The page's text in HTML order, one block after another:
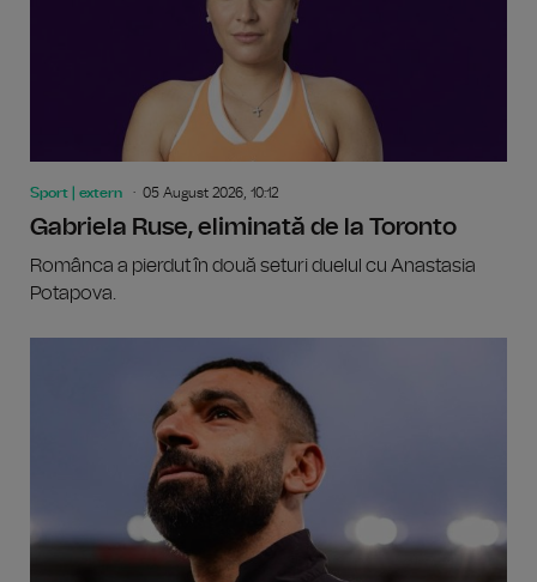
Sport | extern 05 August 2026, 10:12
Gabriela Ruse, eliminată de la Toronto
Românca a pierdut în două seturi duelul cu Anastasia
Potapova.